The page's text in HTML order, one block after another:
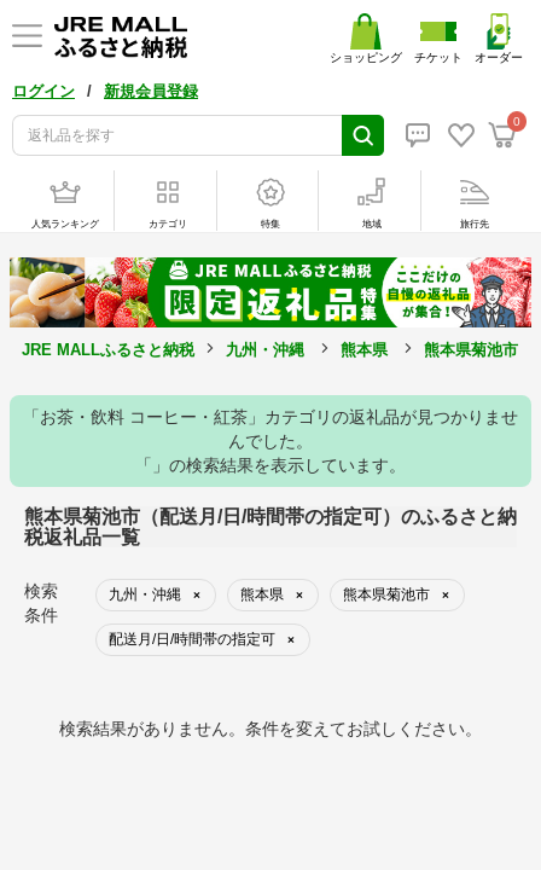
ログイン / 新規会員登録
0
ショッピング チケット オーダー
人気ランキング カテゴリ 特集 地域 旅行先
JRE MALLふるさと納税 九州・沖縄 熊本県 熊本県菊池市
「お茶・飲料 コーヒー・紅茶」カテゴリの返礼品が見つかりませ
んでした。
「」の検索結果を表示しています。
熊本県菊池市（配送月/日/時間帯の指定可）のふるさと納
税返礼品一覧
検索
条件
九州・沖縄 × 熊本県 × 熊本県菊池市 ×
配送月/日/時間帯の指定可 ×
検索結果がありません。条件を変えてお試しください。